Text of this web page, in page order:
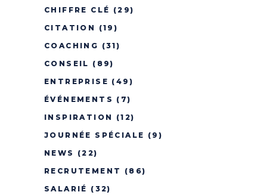
CHIFFRE CLÉ (29)
CITATION
(19)
COACHING (31)
CONSEIL (89)
ENTREPRISE (49)
ÉVÉNEMENTS (7)
INSPIRATION
(12)
JOURNÉE SPÉCIALE (9)
NEWS
(22)
RECRUTEMENT
(86)
SALARIÉ (32)